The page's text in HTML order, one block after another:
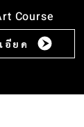
Course
อียด